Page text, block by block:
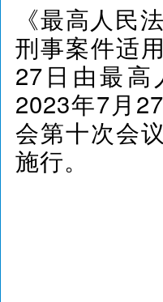
《最高人民
刑事案件适
27日由最
2023年7月
会第十次会
施行。